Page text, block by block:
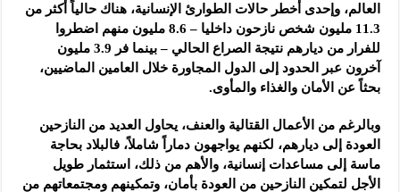
العالم، وإحدى أخطر حالات الطوارئ الإنسانية، هناك حالياً أكثر من
11.3 مليون شخص نازحون داخليا – 8.6 مليون منهم اضطروا
للفرار من ديارهم نتيجة الصراع الحالي – بينما فر 3.9 مليون
آخرون عبر الحدود إلى الدول المجاورة خلال العامين الماضيين،
بحثاً عن الأمان والغذاء والمأوى.
وبالرغم من الأعمال القتالية والعنف، يحاول العديد من النازحين
العودة إلى ديارهم، لكنهم يواجهون دماراً شاملاً، فالبلاد بحاجة
ماسة إلى مساعدات إنسانية، والأهم من ذلك، استثمار طويل
الأجل لتمكين النازحين من العودة بأمان، وتمكينهم ومجتمعاتهم من